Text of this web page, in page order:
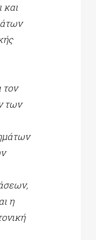
και
τον
των
η